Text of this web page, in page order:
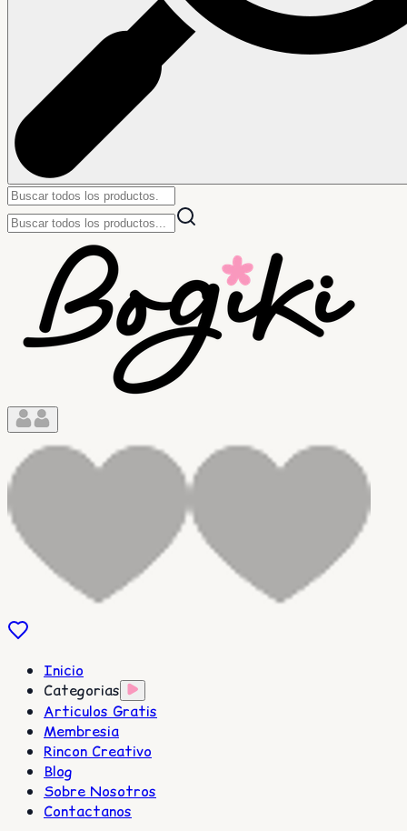
Inicio
Categorias
Articulos Gratis
Membresia
Rincon Creativo
Blog
Sobre Nosotros
Contactanos